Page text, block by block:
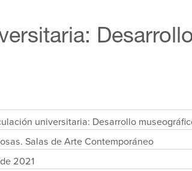
universitaria: Desarrollo
Salas de Arte Contemporáneo
2021